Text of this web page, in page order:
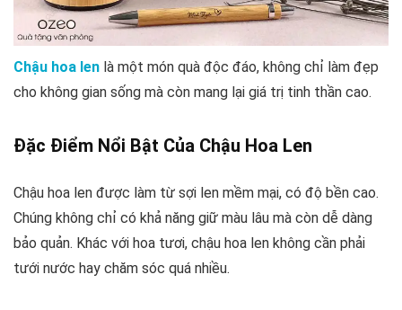
Chậu hoa len là một món quà độc đáo, không chỉ làm đẹp
cho không gian sống mà còn mang lại giá trị tinh thần cao.
Đặc Điểm Nổi Bật Của Chậu Hoa Len
Chậu hoa len được làm từ sợi len mềm mại, có độ bền cao.
Chúng không chỉ có khả năng giữ màu lâu mà còn dễ dàng
bảo quản. Khác với hoa tươi, chậu hoa len không cần phải
tưới nước hay chăm sóc quá nhiều.